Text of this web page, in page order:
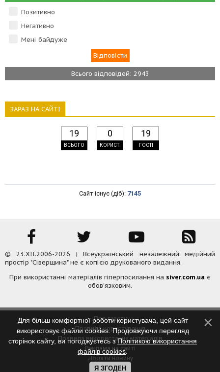
Позитивно
Негативно
Мені байдуже
Всього відповідей: 2943
ЗАРАЗ НА САЙТІ
19
ВСЬОГО
0
КОРИСТ.
19
ГОСТІ
Сайт існує (діб): 7145
© 23.XII.2006-2026 | Всеукраїнський незалежний медійний
простір "Сіверщина" не є копією друкованого видання.
При використанні матеріалів гіперпосилання на siver.com.ua є
обов'язковим.
Про газету
Правила користування
Правила використання матеріалів
Реклама на сайті
Додати новину
Контакти
Для більш комфортної роботи користувача, цей сайт
використовує файли cookies. Продовжуючи перегляд
сторінок сайту, ви погоджуєтесь зПолітикою використання
файлів cookies.
Я ЗГОДЕН